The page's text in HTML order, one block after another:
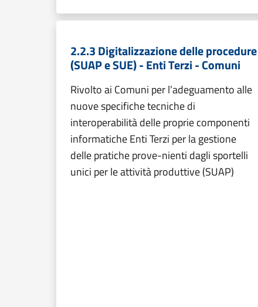
2.2.3 Digitalizzazione delle procedure
(SUAP e SUE) - Enti Terzi - Comuni
Rivolto ai Comuni per l’adeguamento alle
nuove specifiche tecniche di
interoperabilità delle proprie componenti
informatiche Enti Terzi per la gestione
delle pratiche prove-nienti dagli sportelli
unici per le attività produttive (SUAP)